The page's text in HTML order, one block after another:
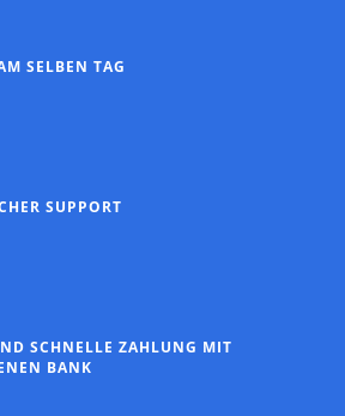
SELBEN TAG
SUPPORT
SCHNELLE ZAHLUNG MIT
BANK